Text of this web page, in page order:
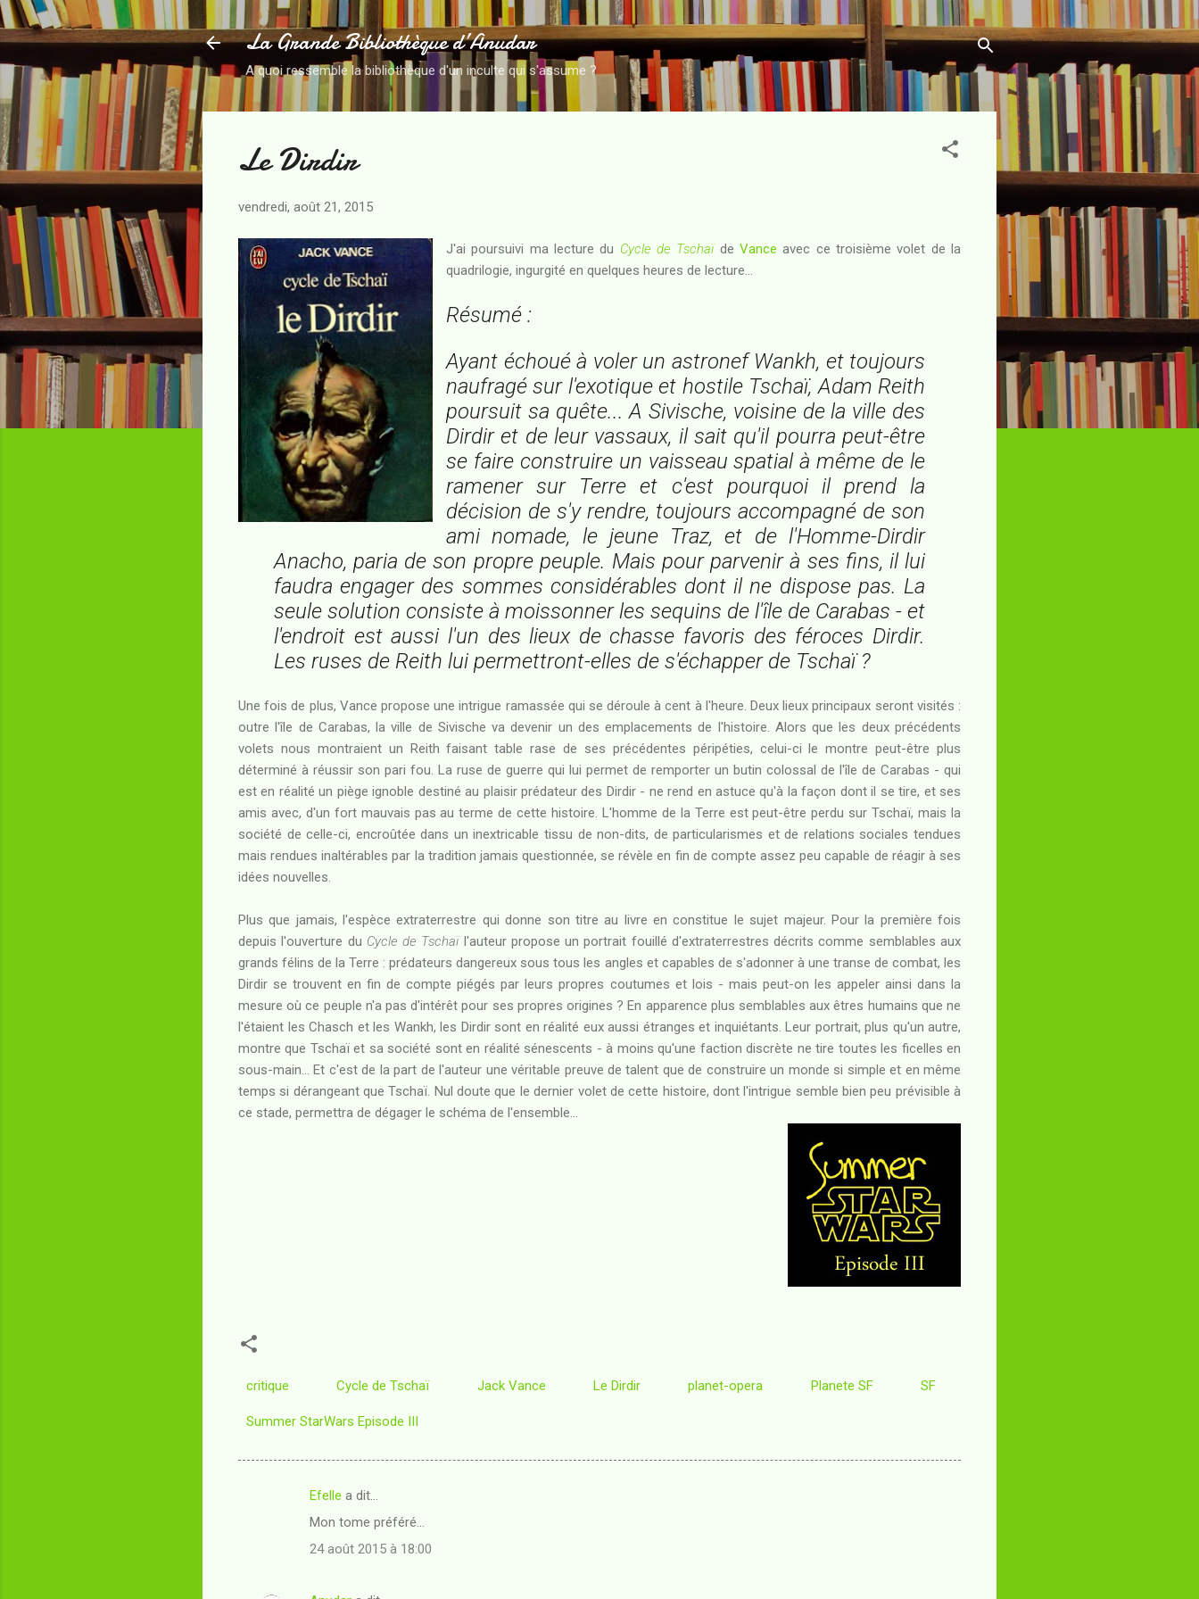
Accéder au contenu principal
La Grande Bibliothèque d’Anudar
A quoi ressemble la bibliothèque d'un inculte qui s'assume ?
Le Dirdir
vendredi, août 21, 2015
J'ai poursuivi ma lecture du Cycle de TschaïdeVance avec ce troisième volet de la
quadrilogie, ingurgité en quelques heures de lecture...
Résumé :
Ayant échoué à voler un astronef Wankh, et toujours
naufragé sur l'exotique et hostile Tschaï, Adam Reith
poursuit sa quête... A Sivische, voisine de la ville des
Dirdir et de leur vassaux, il sait qu'il pourra peut-être
se faire construire un vaisseau spatial à même de le
ramener sur Terre et c'est pourquoi il prend la
décision de s'y rendre, toujours accompagné de son
ami nomade, le jeune Traz, et de l'Homme-Dirdir
Anacho, paria de son propre peuple. Mais pour parvenir à ses fins, il lui
faudra engager des sommes considérables dont il ne dispose pas. La
seule solution consiste à moissonner les sequins de l'île de Carabas - et
l'endroit est aussi l'un des lieux de chasse favoris des féroces Dirdir.
Les ruses de Reith lui permettront-elles de s'échapper de Tschaï ?
Une fois de plus, Vance propose une intrigue ramassée qui se déroule à cent à l'heure. Deux lieux principaux seront visités :
outre l'île de Carabas, la ville de Sivische va devenir un des emplacements de l'histoire. Alors que les deux précédents
volets nous montraient un Reith faisant table rase de ses précédentes péripéties, celui-ci le montre peut-être plus
déterminé à réussir son pari fou. La ruse de guerre qui lui permet de remporter un butin colossal de l'île de Carabas - qui
est en réalité un piège ignoble destiné au plaisir prédateur des Dirdir - ne rend en astuce qu'à la façon dont il se tire, et ses
amis avec, d'un fort mauvais pas au terme de cette histoire. L'homme de la Terre est peut-être perdu sur Tschaï, mais la
société de celle-ci, encroûtée dans un inextricable tissu de non-dits, de particularismes et de relations sociales tendues
mais rendues inaltérables par la tradition jamais questionnée, se révèle en fin de compte assez peu capable de réagir à ses
idées nouvelles.
Plus que jamais, l'espèce extraterrestre qui donne son titre au livre en constitue le sujet majeur. Pour la première fois
depuis l'ouverture du Cycle de Tschaïl'auteur propose un portrait fouillé d'extraterrestres décrits comme semblables aux
grands félins de la Terre : prédateurs dangereux sous tous les angles et capables de s'adonner à une transe de combat, les
Dirdir se trouvent en fin de compte piégés par leurs propres coutumes et lois - mais peut-on les appeler ainsi dans la
mesure où ce peuple n'a pas d'intérêt pour ses propres origines ? En apparence plus semblables aux êtres humains que ne
l'étaient les Chasch et les Wankh, les Dirdir sont en réalité eux aussi étranges et inquiétants. Leur portrait, plus qu'un autre,
montre que Tschaï et sa société sont en réalité sénescents - à moins qu'une faction discrète ne tire toutes les ficelles en
sous-main... Et c'est de la part de l'auteur une véritable preuve de talent que de construire un monde si simple et en même
temps si dérangeant que Tschaï. Nul doute que le dernier volet de cette histoire, dont l'intrigue semble bien peu prévisible à
ce stade, permettra de dégager le schéma de l'ensemble...
critique Cycle de Tschaï Jack Vance Le Dirdir planet-opera Planete SF SF
Summer StarWars Episode III
Efelle a dit…
Mon tome préféré...
24 août 2015 à 18:00